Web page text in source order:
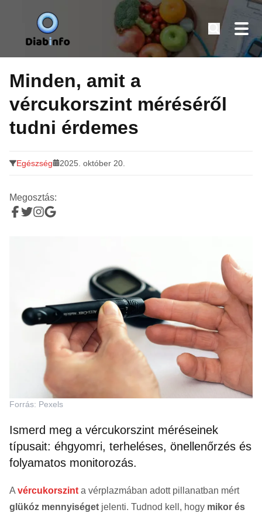
Tovább
tartalomra
Diabinfo.hu – Információk cukorbetegeknek
Minden, amit a
vércukorszint méréséről
tudni érdemes
Egészség 2025. október 20.
Megosztás:
Forrás: Pexels
Ismerd meg a vércukorszint méréseinek
típusait: éhgyomri, terheléses, önellenőrzés és
folyamatos monitorozás.
A vércukorszint a vérplazmában adott pillanatban mért
glükóz mennyiséget jelenti. Tudnod kell, hogy mikor és